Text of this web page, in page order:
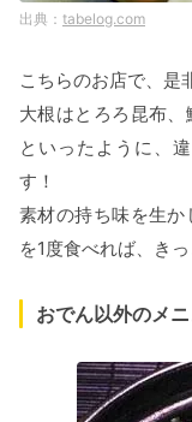
tabelog.com
こちらのお店で、是
大根はとろろ昆布
といったように、
す！
素材の持ち味を生
を1度食べれば、き
おでん以外のメ